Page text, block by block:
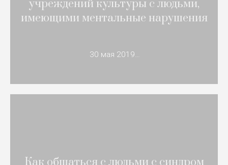
учреждений культуры с людьми,
имеющими ментальные нарушения
30 мая 2019…